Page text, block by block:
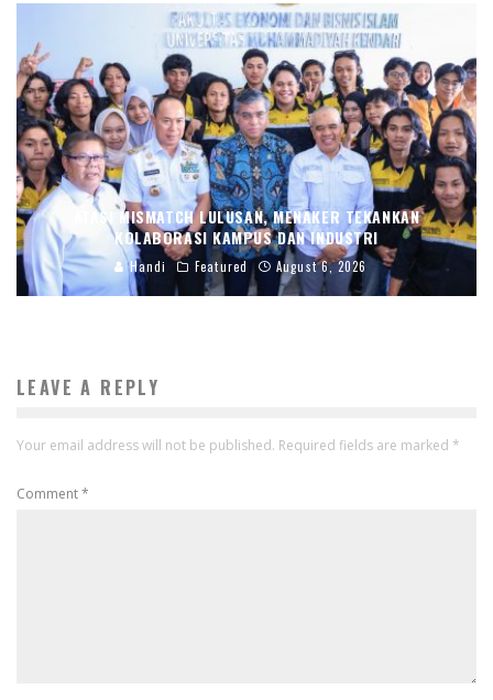
ATASI MISMATCH LULUSAN, MENAKER TEKANKAN
KOLABORASI KAMPUS DAN INDUSTRI
Handi Featured August 6, 2026
LEAVE A REPLY
Your email address will not be published. Required fields are marked *
Comment*